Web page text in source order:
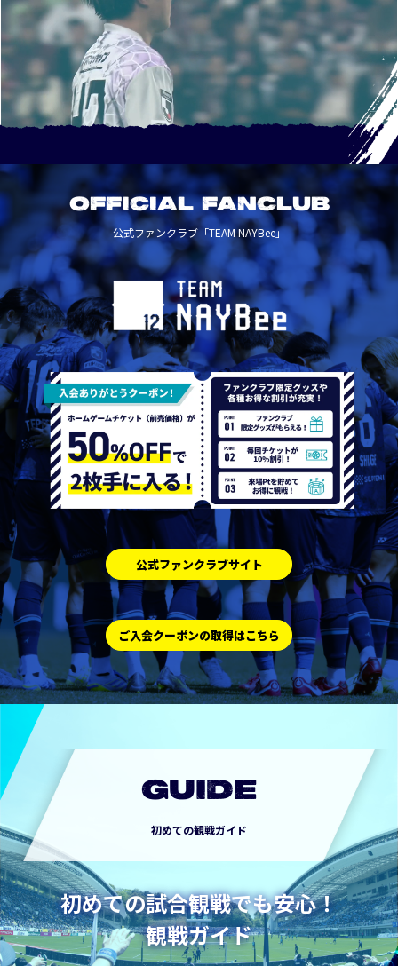
OFFICIAL FANCLUB
公式ファンクラブ「TEAM NAYBee」
公式ファンクラブサイト
ご入会クーポンの取得はこちら
GUIDE
初めての観戦ガイド
初めての試合観戦でも安心！
観戦ガイド